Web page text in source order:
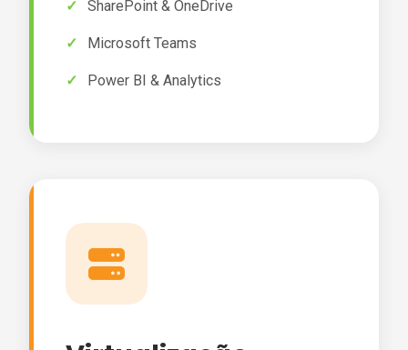
SharePoint & OneDrive
Microsoft Teams
Power BI & Analytics